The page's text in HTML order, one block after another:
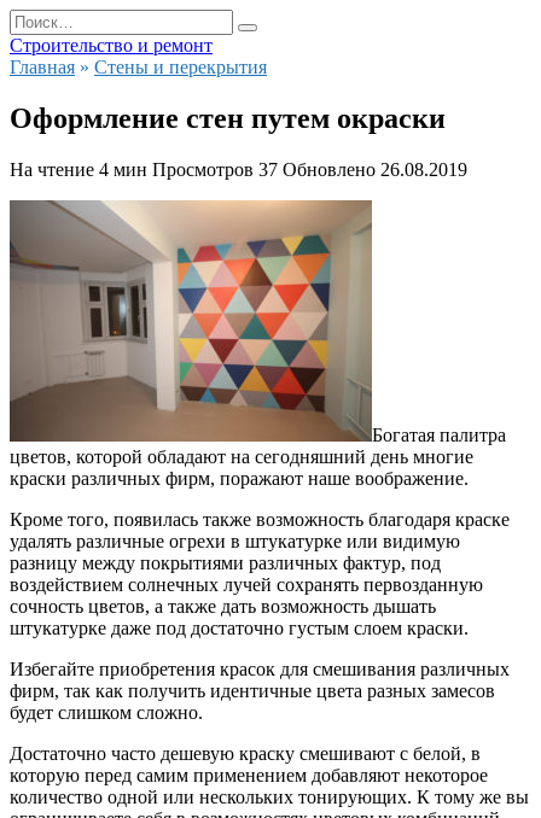
Перейти
к
содержанию
Search
for:
Строительство и ремонт
Главная » Стены и перекрытия
Оформление стен путем окраски
На чтение 4 мин Просмотров 37 Обновлено 26.08.2019
Богатая палитра
цветов, которой обладают на сегодняшний день многие
краски различных фирм, поражают наше воображение.
Кроме того, появилась также возможность благодаря краске
удалять различные огрехи в штукатурке или видимую
разницу между покрытиями различных фактур, под
воздействием солнечных лучей сохранять первозданную
сочность цветов, а также дать возможность дышать
штукатурке даже под достаточно густым слоем краски.
Избегайте приобретения красок для смешивания различных
фирм, так как получить идентичные цвета разных замесов
будет слишком сложно.
Достаточно часто дешевую краску смешивают с белой, в
которую перед самим применением добавляют некоторое
количество одной или нескольких тонирующих. К тому же вы